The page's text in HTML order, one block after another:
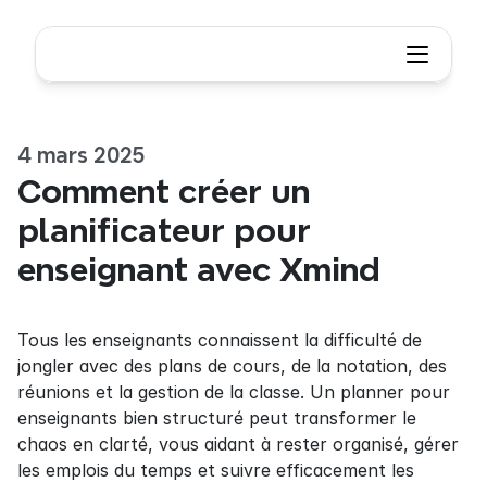
4 mars 2025
Comment créer un
planificateur pour
enseignant avec Xmind
Tous les enseignants connaissent la difficulté de
jongler avec des plans de cours, de la notation, des
réunions et la gestion de la classe. Un planner pour
enseignants bien structuré peut transformer le
chaos en clarté, vous aidant à rester organisé, gérer
les emplois du temps et suivre efficacement les